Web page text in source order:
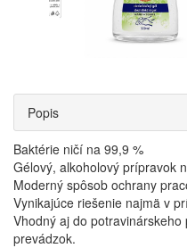
Popis
Baktérie ničí na 99,9 %
Gélový, alkoholový prípravok
Moderný spôsob ochrany
Vynikajúce riešenie najmä v
Vhodný aj do
prevádzok.